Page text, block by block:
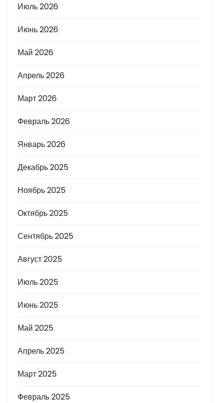
Июль 2026
Июнь 2026
Май 2026
Апрель 2026
Март 2026
Февраль 2026
Январь 2026
Декабрь 2025
Ноябрь 2025
Октябрь 2025
Сентябрь 2025
Август 2025
Июль 2025
Июнь 2025
Май 2025
Апрель 2025
Март 2025
Февраль 2025